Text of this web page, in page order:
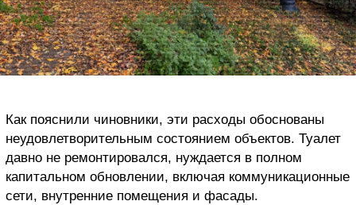
Как пояснили чиновники, эти расходы обоснованы
неудовлетворительным состоянием объектов. Туалет
давно не ремонтировался, нуждается в полном
капитальном обновлении, включая коммуникационные
сети, внутренние помещения и фасады.